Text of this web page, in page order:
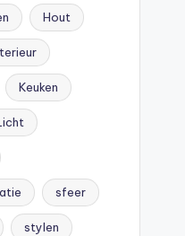
Hout
Keuken
sfeer
stylen